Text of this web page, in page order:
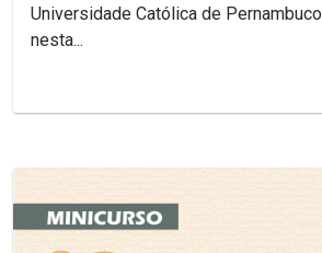
Universidade Católica de
nesta...